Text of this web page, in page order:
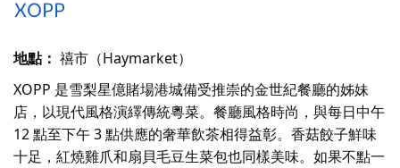
XOPP
地點： 禧市（Haymarket）
XOPP 是雪梨星億賭場港城備受推崇的金世紀餐廳的姊妹
店，以現代風格演繹傳統粵菜。餐廳風格時尚，與每日中午
12 點至下午 3 點供應的奢華飲茶相得益彰。香菇餃子鮮味
十足，紅燒雞爪和扇貝毛豆生菜包也同樣美味。如果不點一